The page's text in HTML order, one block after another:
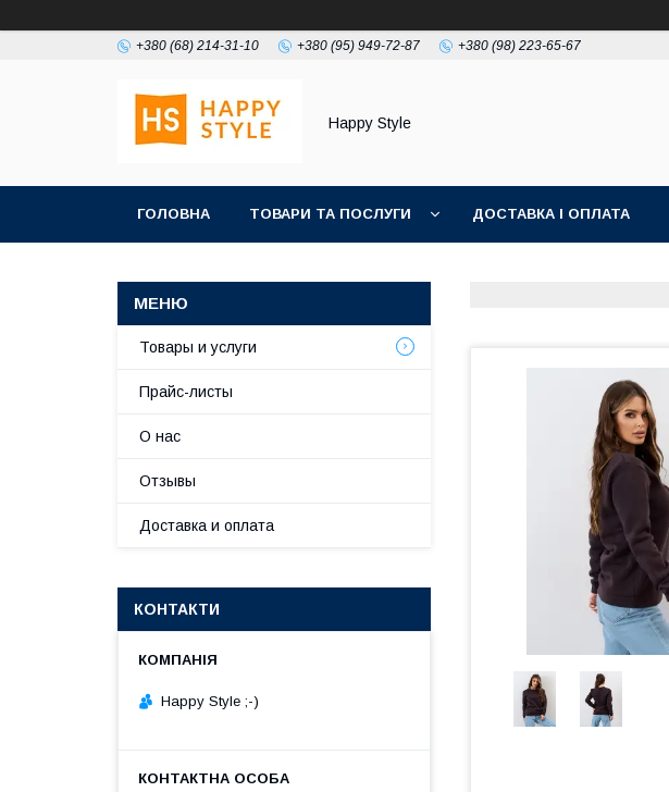
+380 (68) 214-31-10 +380 (95) 949-72-87 +380 (98) 223-65-67
Happy Style
ГОЛОВНА ТОВАРИ ТА ПОСЛУГИ ДОСТАВКА І ОПЛАТА
Товары и услуги
Прайс-листы
О нас
Отзывы
Доставка и оплата
КОНТАКТИ
Happy Style ;-)